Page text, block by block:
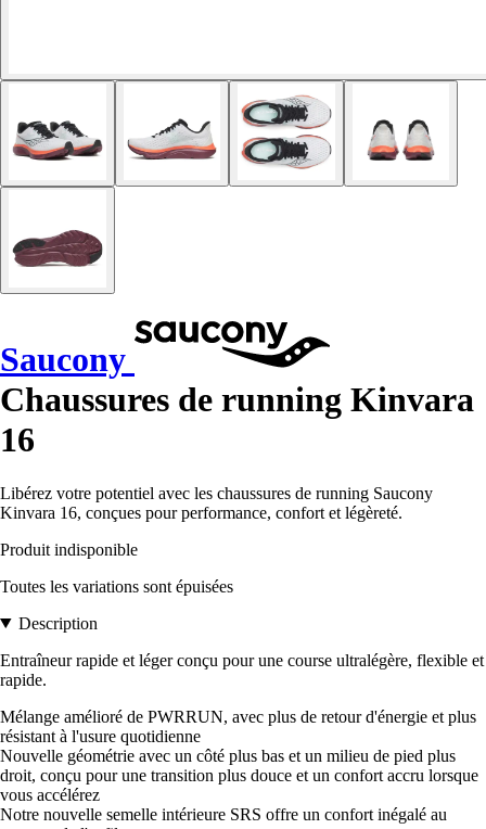
Saucony
Chaussures de running Kinvara
16
Libérez votre potentiel avec les chaussures de running Saucony
Kinvara 16, conçues pour performance, confort et légèreté.
Produit indisponible
Toutes les variations sont épuisées
Description
Entraîneur rapide et léger conçu pour une course ultralégère, flexible et
rapide.
Mélange amélioré de PWRRUN, avec plus de retour d'énergie et plus
résistant à l'usure quotidienne
Nouvelle géométrie avec un côté plus bas et un milieu de pied plus
droit, conçu pour une transition plus douce et un confort accru lorsque
vous accélérez
Notre nouvelle semelle intérieure SRS offre un confort inégalé au